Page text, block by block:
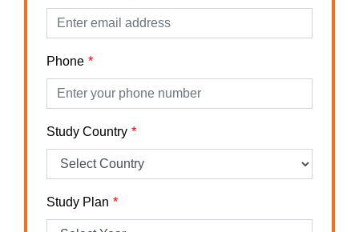
Phone
Study Country
Study Plan